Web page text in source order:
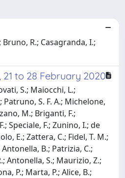
Bruno, R.; Casagranda, I.;
to 28 February 2020
S.; Maiocchi, L.;
S. F. A.; Michelone,
M.; Briganti, F.;
Speciale, F.; Zunino, I.; de
E.; Zattera, C.; Fidel, T. M.;
B.; Patrizia, C.;
Antonella, S.; Maurizio, Z.;
P.; Marta, P.; Alice, B.;